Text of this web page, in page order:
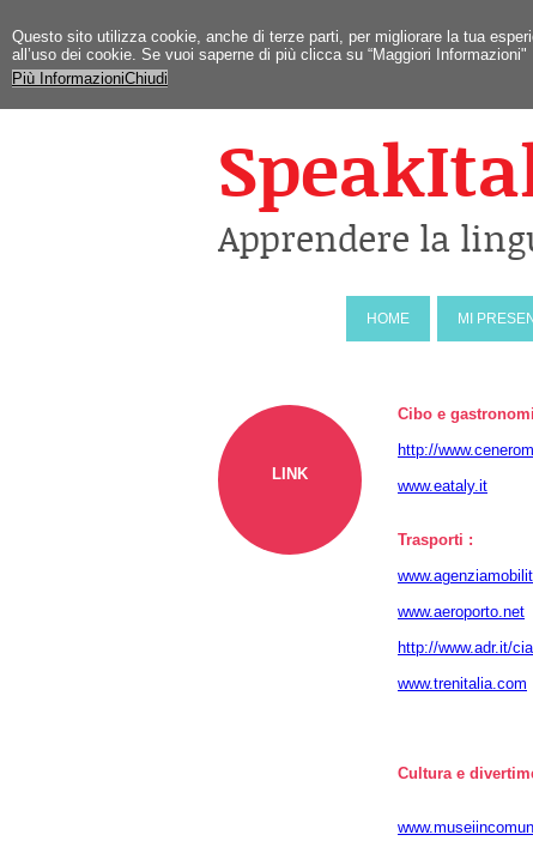
Questo sito utilizza cookie, anche di terze parti, per migliorare la tua
all’uso dei cookie. Se vuoi saperne di più clicca su “Maggiori Informazioni"
Più InformazioniChiudi
Apprendere la
MI
HOME
LINK
Cibo e
http://
www.eataly.it
Trasporti :
www.aeroporto.net
http://www.adr.it/
www.trenitalia.com
Cultura e